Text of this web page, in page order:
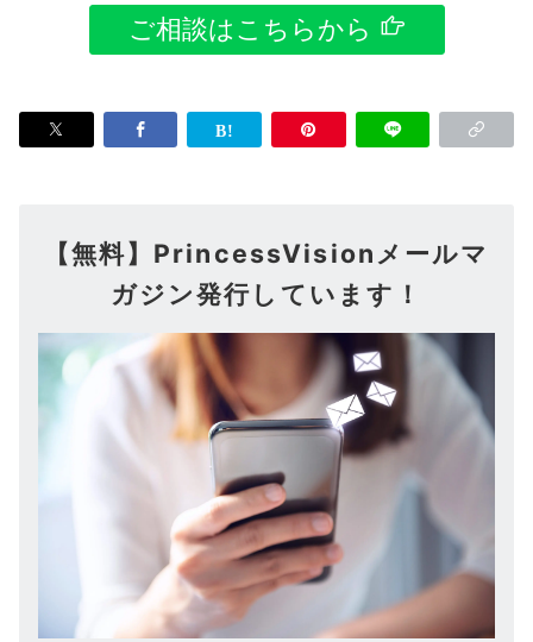
ご相談はこちらから
【無料】PrincessVisionメールマ
ガジン発行しています！